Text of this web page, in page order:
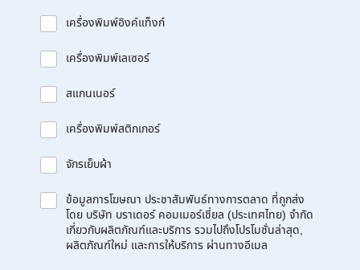
เครื่องพิมพ์อิงค์แท็งก์
เครื่องพิมพ์เลเซอร์
สแกนเนอร์
เครื่องพิมพ์สติกเกอร์
จักรเย็บผ้า
ข้อมูลการโฆษณา ประชาสัมพันธ์ทางการตลาด ที่ถูกส่ง
โดย บริษัท บราเดอร์ คอมเมอร์เชี่ยล (ประเทศไทย) จำกัด
เกี่ยวกับผลิตภัณฑ์และบริการ รวมไปถึงโปรโมชั่นล่าสุด,
ผลิตภัณฑ์ใหม่ และการให้บริการ ผ่านทางอีเมล